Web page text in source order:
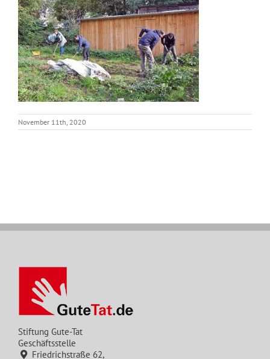
November 11th, 2020
Stiftung Gute-Tat
Geschäftsstelle
Friedrichstraße 62,